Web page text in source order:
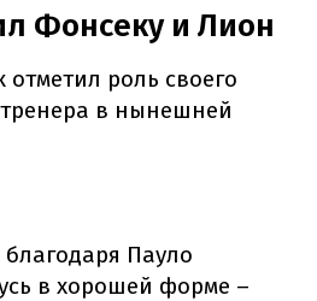
Фонсеку и Лион
роль своего
в нынешней
Пауло
в хорошей форме –